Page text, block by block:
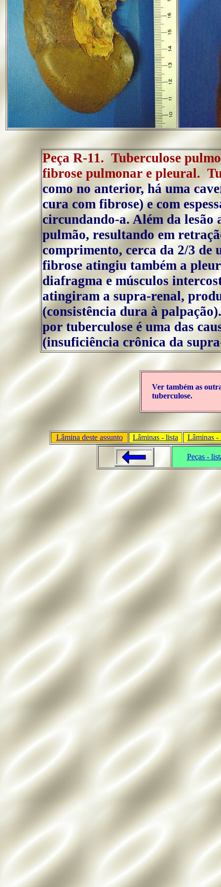
Peça R-11. Tuberculose
fibrose pulmonar e pleural.
como no anterior, há uma
cura com fibrose) e com
circundando-a. Além da lesão
pulmão, resultando em
comprimento, cerca da 2/3
fibrose atingiu também a
diafragma e músculos
atingiram a supra-renal,
(consistência dura à
por tuberculose é uma das
(insuficiência crônica da
Ver também as
tuberculose.
Lâmina deste assunto Lâminas - lista Lâminas -
Peças -